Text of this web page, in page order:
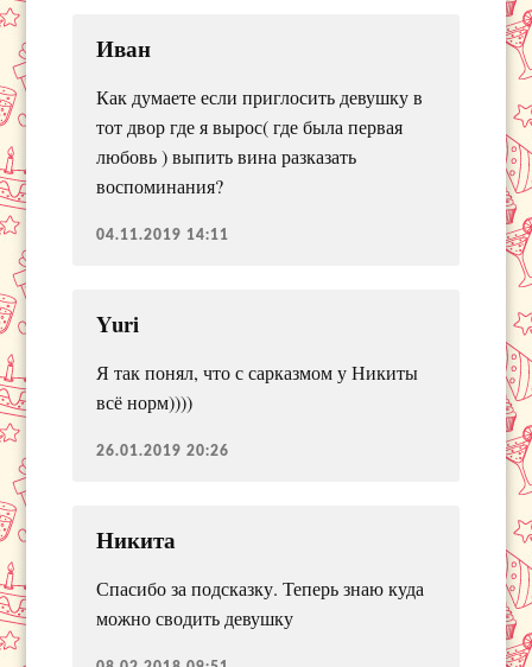
Иван
Как думаете если приглосить девушку в
тот двор где я вырос( где была первая
любовь ) выпить вина разказать
воспоминания?
04.11.2019 14:11
Yuri
Я так понял, что с сарказмом у Никиты
всё норм))))
26.01.2019 20:26
Никита
Спасибо за подсказку. Теперь знаю куда
можно сводить девушку